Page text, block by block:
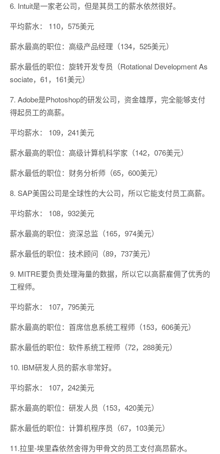
6. Intuit是一家老公司，但是其员工的薪水依然很好。
平均薪水： 110，575美元
薪水最高的职位：高级产品经理（134，525美元）
薪水最低的职位：旋转开发专员（Rotational Development As
sociate，61，161美元）
7. Adobe是Photoshop的研发公司，资金雄厚，完全能够支付
得起员工的高薪。
平均薪水： 109，241美元
薪水最高的职位：高级计算机科学家（142，076美元）
薪水最低的职位：财务分析师（65，600美元）
8. SAP美国公司是全球性的大公司，所以它能支付员工高薪。
平均薪水： 108，932美元
薪水最高的职位：资深总监（165，974美元）
薪水最低的职位：技术顾问（89，737美元）
9. MITRE要负责处理海量的数据，所以它以高薪雇佣了优秀的
工程师。
平均薪水： 107，795美元
薪水最高的职位：首席信息系统工程师（153，606美元）
薪水最低的职位：软件系统工程师（72，288美元）
10. IBM研发人员的薪水非常好。
平均薪水： 107，242美元
薪水最高的职位：研发人员（153，420美元）
薪水最低的职位：计算机程序员（67，103美元）
11.拉里-埃里森依然舍得为甲骨文的员工支付高昂薪水。